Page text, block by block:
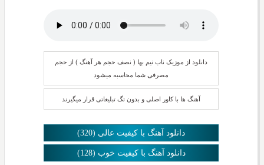
دانلود از موزیک ناب نیم بها ( نصف حجم هر آهنگ ) از حجم
مصرفی شما محاسبه میشود
آهنگ ها با کاور اصلی و بدون تگ تبلیغاتی قرار میگیرند
دانلود آهنگ با کیفیت عالی (320)
دانلود آهنگ با کیفیت خوب (128)